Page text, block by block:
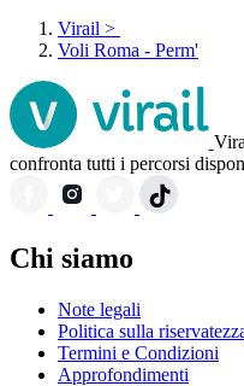
Virail >
Voli Roma - Perm'
confronta tutti i percorsi
Chi siamo
Note legali
Politica sulla
Termini e Condizioni
Approfondimenti